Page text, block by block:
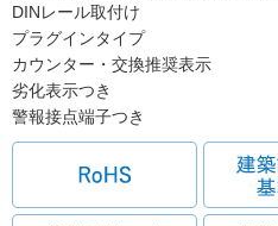
DINレール取付け
プラグインタイプ
カウンター・交換推奨表示
劣化表示つき
警報接点端子つき